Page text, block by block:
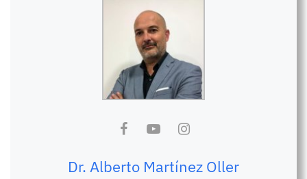
Dr. Alberto Martínez Oller